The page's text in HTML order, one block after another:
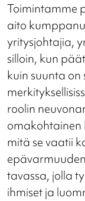
Toimintamme
aito
yritysjohtajia,
silloin, kun
kuin suunta on
roolin
omakohtainen
mitä se vaatii
tavassa, jolla
ihmiset ja